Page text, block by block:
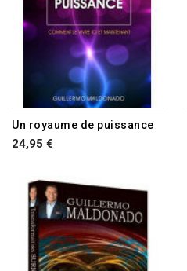
Un royaume de puissance
24,95 €